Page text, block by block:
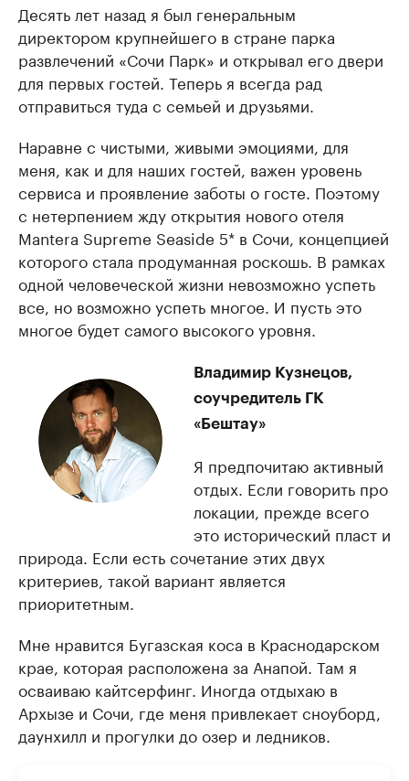
Десять лет назад я был генеральным
директором крупнейшего в стране парка
развлечений «Сочи Парк» и открывал его двери
для первых гостей. Теперь я всегда рад
отправиться туда с семьей и друзьями.
Наравне с чистыми, живыми эмоциями, для
меня, как и для наших гостей, важен уровень
сервиса и проявление заботы о госте. Поэтому
с нетерпением жду открытия нового отеля
Mantera Supreme Seaside 5* в Сочи, концепцией
которого стала продуманная роскошь. В рамках
одной человеческой жизни невозможно успеть
все, но возможно успеть многое. И пусть это
многое будет самого высокого уровня.
Владимир Кузнецов,
соучредитель ГК
«Бештау»
Я предпочитаю активный
отдых. Если говорить про
локации, прежде всего
это исторический пласт и
природа. Если есть сочетание этих двух
критериев, такой вариант является
приоритетным.
Мне нравится Бугазская коса в Краснодарском
крае, которая расположена за Анапой. Там я
осваиваю кайтсерфинг. Иногда отдыхаю в
Архызе и Сочи, где меня привлекает сноуборд,
даунхилл и прогулки до озер и ледников.